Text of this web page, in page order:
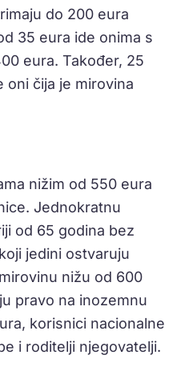
do 200 eura
35 eura ide onima s
eura. Također, 25
oni čija je mirovina
nižim od 550 eura
Jednokratnu
od 65 godina bez
jedini ostvaruju
nižu od 600
pravo na inozemnu
korisnici nacionalne
i roditelji njegovatelji.